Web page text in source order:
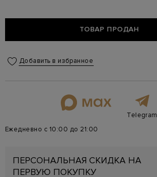
ТОВАР ПРОДАН
Добавить в избранное
Telegram
Ежедневно с 10:00 до 21:00
ПЕРСОНАЛЬНАЯ СКИДКА НА
ПЕРВУЮ ПОКУПКУ